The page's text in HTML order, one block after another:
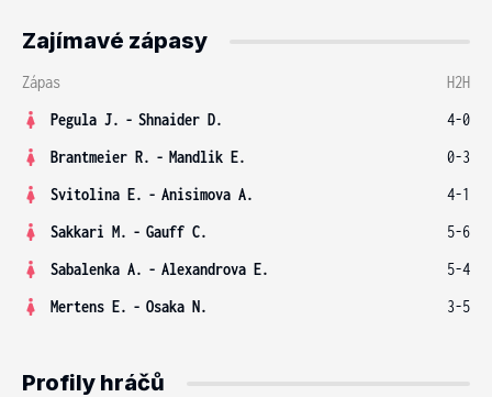
Zajímavé zápasy
Zápas
H2H
Pegula J. - Shnaider D.
4-0
Brantmeier R. - Mandlik E.
0-3
Svitolina E. - Anisimova A.
4-1
Sakkari M. - Gauff C.
5-6
Sabalenka A. - Alexandrova E.
5-4
Mertens E. - Osaka N. 3-5
Profily hráčů